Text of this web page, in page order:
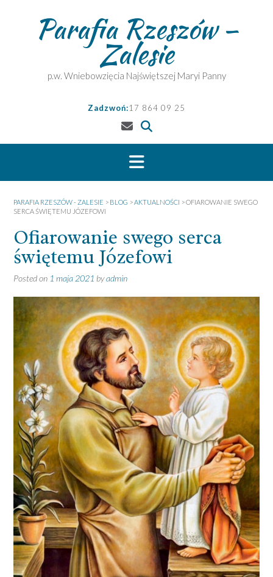
Parafia Rzeszów –
Zalesie
p.w. Wniebowzięcia Najświętszej Maryi Panny
Zadzwoń:17 864 09 25
PARAFIA RZESZÓW - ZALESIE > BLOG >AKTUALNOŚCI >OFIAROWANIE SWEGO
SERCA ŚWIĘTEMU JÓZEFOWI
Ofiarowanie swego serca
świętemu Józefowi
Posted on 1 maja 2021 byadmin